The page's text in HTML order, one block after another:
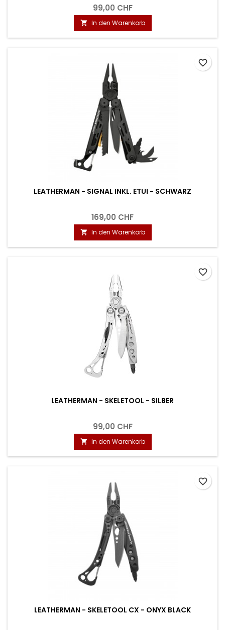
99,00 CHF
 In den Warenkorb
LEATHERMAN - SIGNAL INKL. ETUI - SCHWARZ
169,00 CHF
 In den Warenkorb
favorite_border
LEATHERMAN - SKELETOOL - SILBER
99,00 CHF
 In den Warenkorb
favorite_border
LEATHERMAN - SKELETOOL CX - ONYX BLACK
favorite_border